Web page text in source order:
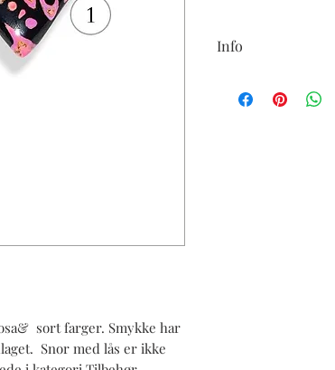
sort farger. Smykke har
Snor med lås er ikke
Info